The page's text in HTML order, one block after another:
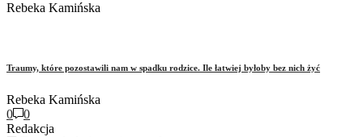
Rebeka Kamińska
Traumy, które pozostawili nam w spadku rodzice. Ile łatwiej byłoby bez nich żyć
Rebeka Kamińska
0
0
Redakcja